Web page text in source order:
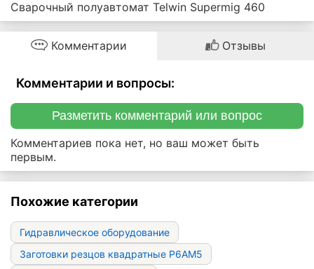
Сварочный полуавтомат Telwin Supermig 460
Комментарии Отзывы
Комментарии и вопросы:
Разметить комментарий или вопрос
Комментариев пока нет, но ваш может быть
первым.
Похожие категории
Гидравлическое оборудование
Заготовки резцов квадратные Р6АМ5